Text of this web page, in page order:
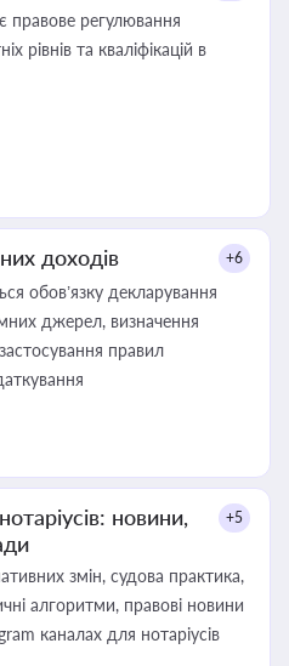
правове регулювання
рівнів та кваліфікацій в
доходів +6
обов’язку декларування
джерел, визначення
правил
новини,
+5
змін, судова практика,
алгоритми, правові новини
каналах для нотаріусів